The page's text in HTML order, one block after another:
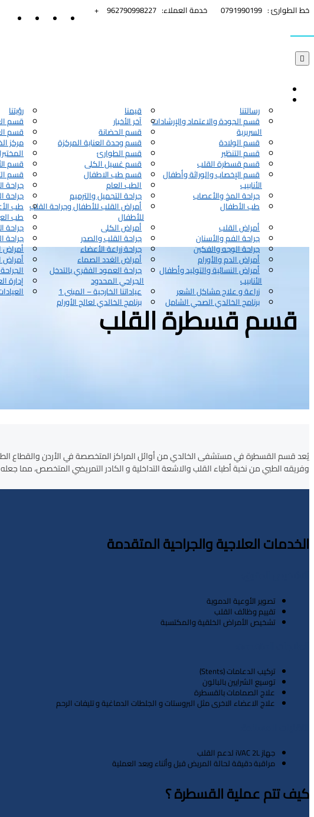
خط الطوارئ : 0791990199 خدمة العملاء: 962790998227+

رسالتنا قيمنا رؤيتنا
قسم الجودة والاعتماد والإرشادات
السريرية
آخر الأخبار قسم
قسم الحضانة قسم
قسم الولادة قسم وحدة العناية المركزة مركز
قسم التنظير قسم الطوارئ
قسم قسطرة القلب قسم غسيل الكلى قسم
قسم الإخصاب والوراثة وأطفال
الأنابيب
قسم طب الاطفال قسم
الطب العام جراحة
جراحة المخ والأعصاب جراحة التجميل والترميم جراحة
طب الأطفال أمراض القلب للأطفال وجراحة القلب
للأطفال
طب
طب
أمراض القلب أمراض الكلى جراحة
جراحة الفم والأسنان جراحة القلب والصدر جراحة
جراحة الوجه والفكين جراحة زراعة الأعضاء أمراض
أمراض الدم والأورام أمراض الغدد الصماء أمراض
أمراض النسائية والتوليد وأطفال
الأنابيب
جراحة العمود الفقري بالتدخل
الجراحي المحدود إدارة
زراعة و علاج مشاكل الشعر عياداتنا الخارجية – المبنى 1
برنامج الخالدي الصحي الشامل برنامج الخالدي لعالج الأورامقسم قسطرة القلب
وفريقه الطبي من نخبة أطباء القلب والاشعة التداخلية و الكادر التمريضي المتخصص، مما
الخدمات العلاجية والجراحية المتقدمة
تصوير الأوعية الدموية
تقييم وظائف القلب
تشخيص الأمراض الخلقية والمكتسبة
تركيب الدعامات (Stents)
توسيع الشرايين بالبالون
علاج الصمامات بالقسطرة
علاج الاعضاء الاخرى مثل البروستات و الجلطات الدماغية و تليفات الرحم
جهاز iVAC 2L لدعم القلب
مراقبة دقيقة لحالة المريض قبل وأثناء وبعد العملية
كيف تتم عملية القسطرة ؟